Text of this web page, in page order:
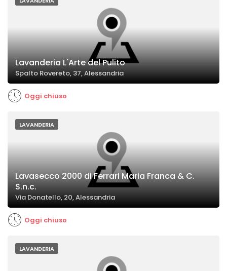
Lavanderia L'Arte del Pulito
Spalto Rovereto, 37, Alessandria
Oggi chiuso
LAVANDERIA
Lavasecco 2000 di Ferrari Maria Franca & C.
S.n.c.
Via Donatello, 20, Alessandria
Oggi chiuso
LAVANDERIA